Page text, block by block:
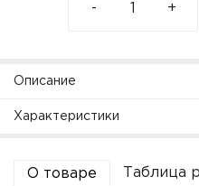
- +
Описание
Характеристики
О товаре Таблица